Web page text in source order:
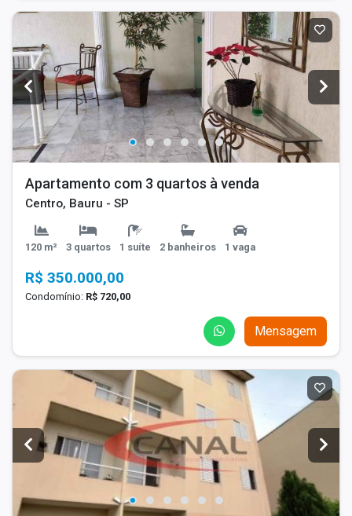
Apartamento com 3 quartos à venda
Centro, Bauru - SP
120 m² 3 quartos 1 suíte 2 banheiros 1 vaga
R$ 350.000,00
Condomínio: R$ 720,00
Mensagem